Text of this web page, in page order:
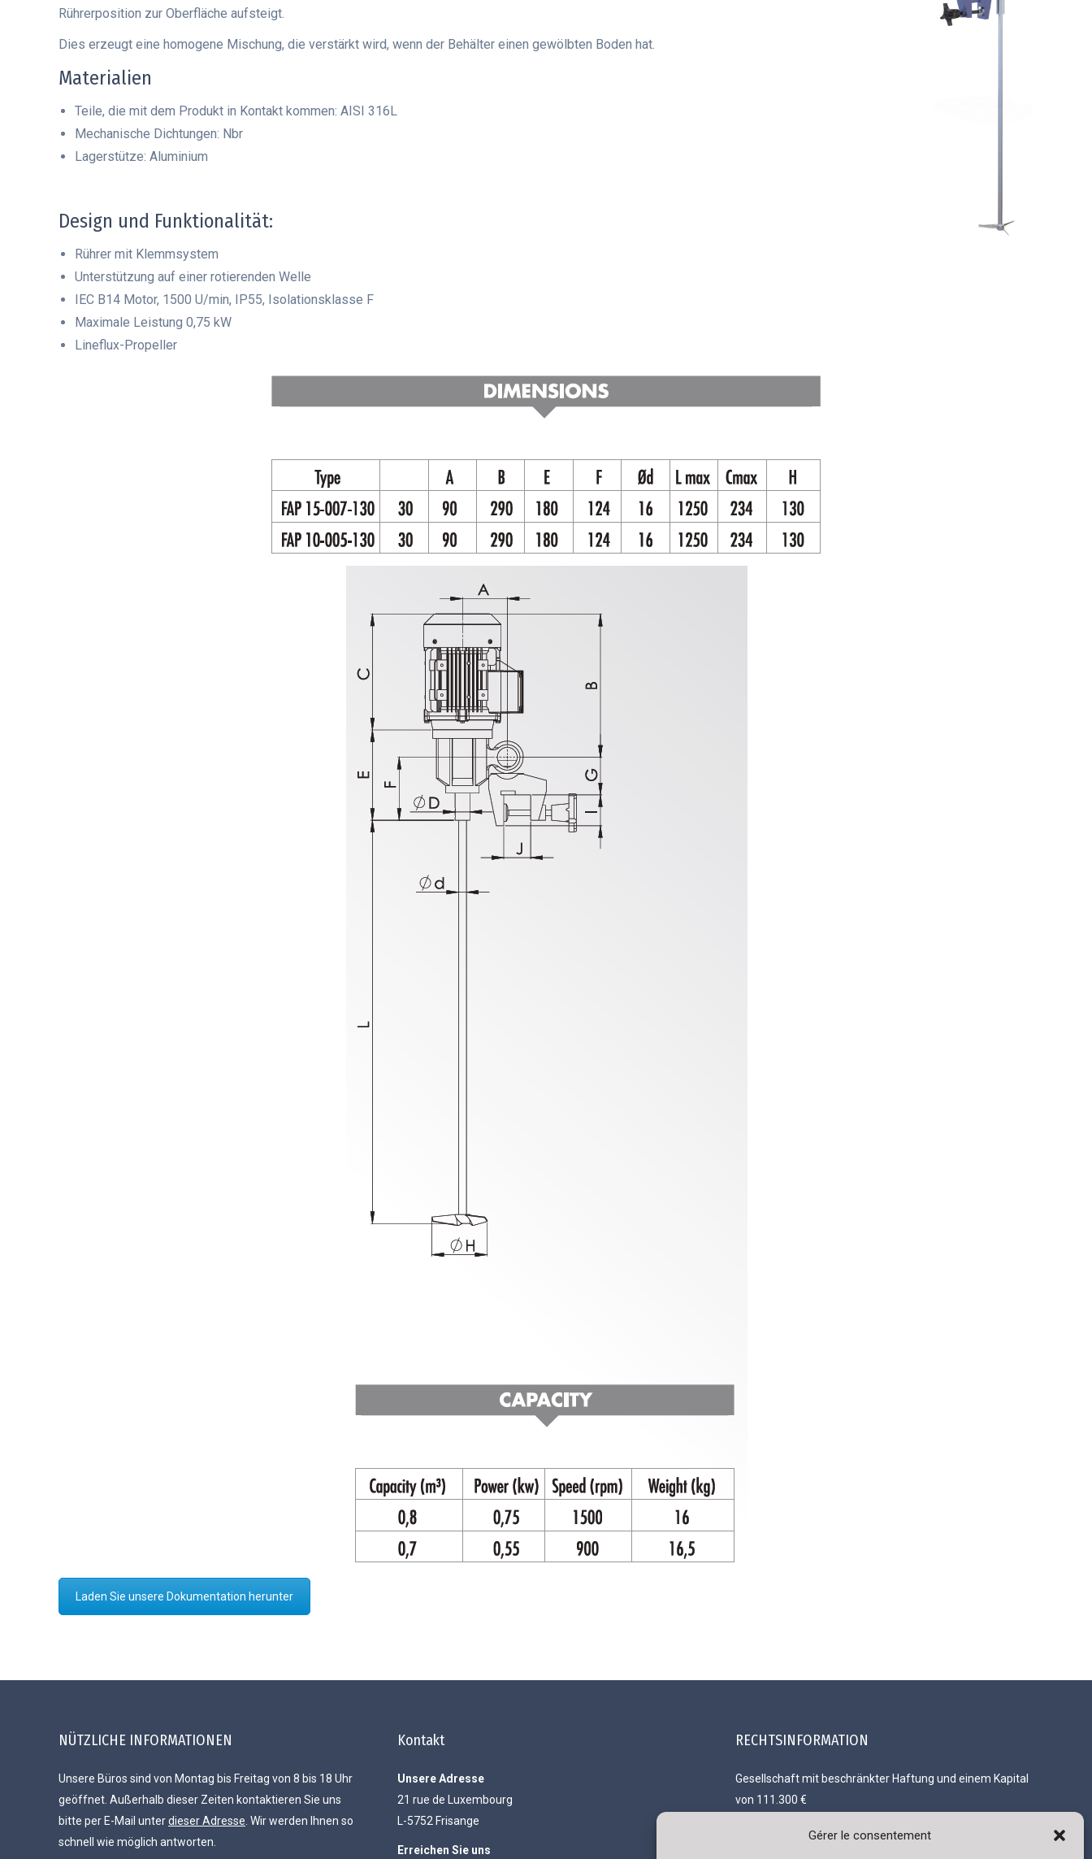
Gérer le consentement
Rührerposition zur Oberfläche aufsteigt.
Dies erzeugt eine homogene Mischung, die verstärkt wird, wenn der Behälter einen gewölbten Boden hat.
Materialien
Teile, die mit dem Produkt in Kontakt kommen: AISI 316L
Mechanische Dichtungen: Nbr
Lagerstütze: Aluminium
Design und Funktionalität:
Rührer mit Klemmsystem
Unterstützung auf einer rotierenden Welle
IEC B14 Motor, 1500 U/min, IP55, Isolationsklasse F
Maximale Leistung 0,75 kW
Lineflux-Propeller
Laden Sie unsere Dokumentation herunter
NÜTZLICHE INFORMATIONEN
Unsere Büros sind von Montag bis Freitag von 8 bis 18 Uhr
geöffnet. Außerhalb dieser Zeiten kontaktieren Sie uns
bitte per E-Mail unterdieser Adresse. Wir werden Ihnen so
schnell wie möglich antworten.
Kontakt
Unsere Adresse
21 rue de Luxembourg
L-5752 Frisange
Erreichen Sie uns
RECHTSINFORMATION
Gesellschaft mit beschränkter Haftung und einem Kapital
von 111.300 €
R.C. Luxembourg B 118719